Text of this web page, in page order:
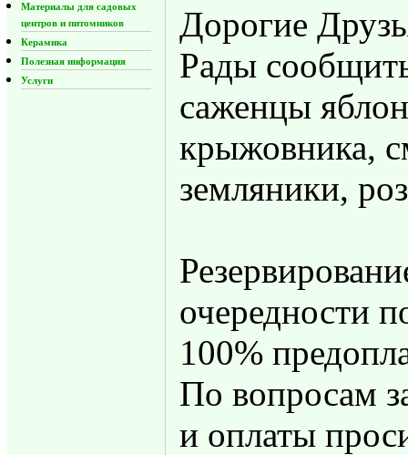
Материалы для садовых
центров и питомников
Керамика
Полезная информация
Услуги
Дорогие
Рады
саженцы
крыжовника,
земляники,
очередности
100%
По вопросам
и оплаты